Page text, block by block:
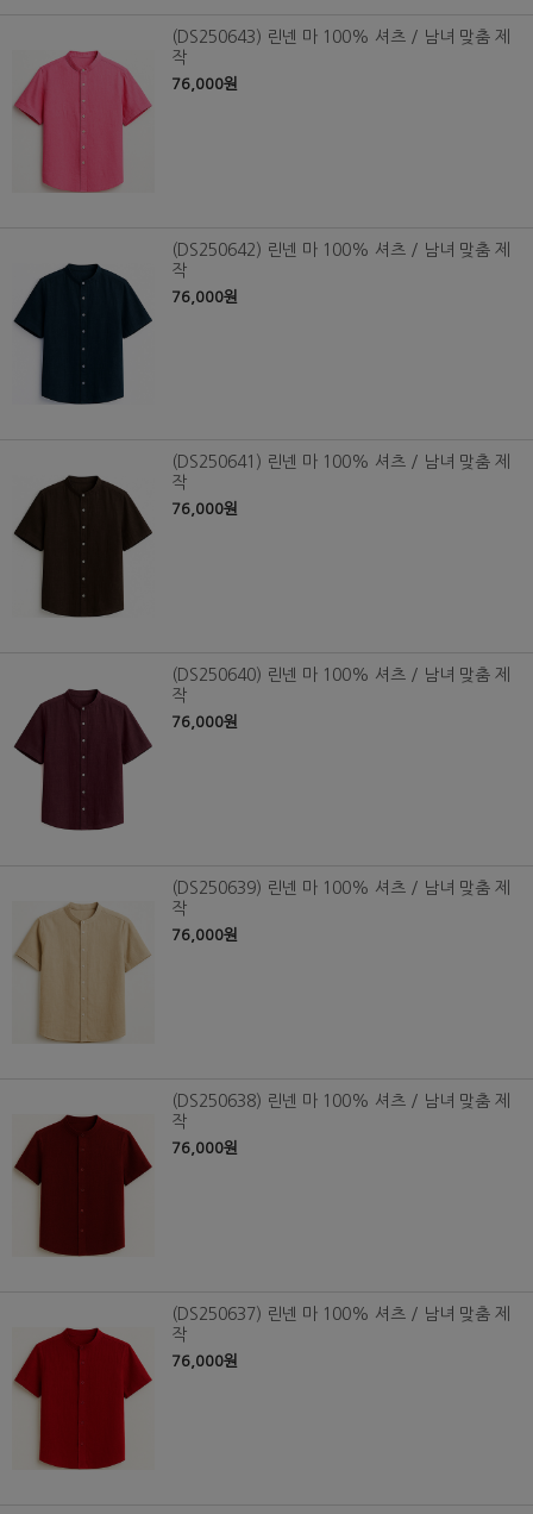
(DS250643) 린넨 마 100% 셔츠 / 남녀 맞춤 제
작
76,000원
(DS250642) 린넨 마 100% 셔츠 / 남녀 맞춤 제
작
76,000원
(DS250641) 린넨 마 100% 셔츠 / 남녀 맞춤 제
작
76,000원
(DS250640) 린넨 마 100% 셔츠 / 남녀 맞춤 제
작
76,000원
(DS250639) 린넨 마 100% 셔츠 / 남녀 맞춤 제
작
76,000원
(DS250638) 린넨 마 100% 셔츠 / 남녀 맞춤 제
작
76,000원
(DS250637) 린넨 마 100% 셔츠 / 남녀 맞춤 제
작
76,000원